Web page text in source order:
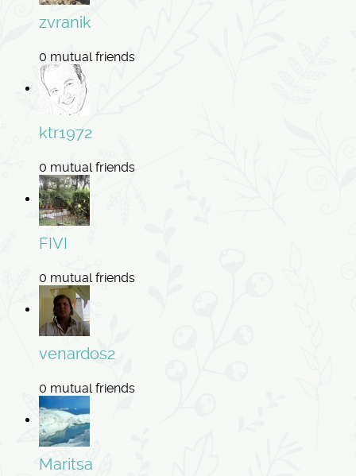
zvranik
0 mutual friends
ktr1972
0 mutual friends
FIVI
0 mutual friends
venardos2
0 mutual friends
Maritsa